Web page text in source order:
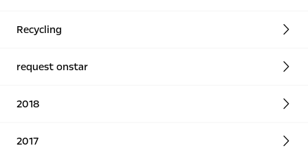
Recycling
request onstar
2018
2017